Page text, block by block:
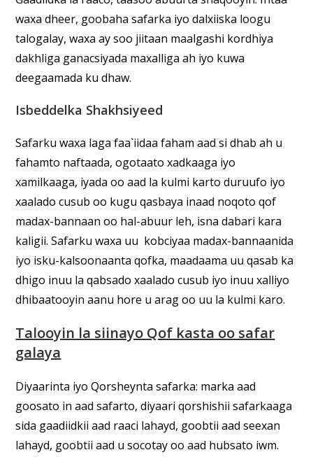
waxa dheer, goobaha safarka iyo dalxiiska loogu
talogalay, waxa ay soo jiitaan maalgashi kordhiya
dakhliga ganacsiyada maxalliga ah iyo kuwa
deegaamada ku dhaw.
Isbeddelka Shakhsiyeed
Safarku waxa laga faa`iidaa faham aad si dhab ah u
fahamto naftaada, ogotaato xadkaaga iyo
xamilkaaga, iyada oo aad la kulmi karto duruufo iyo
xaalado cusub oo kugu qasbaya inaad noqoto qof
madax-bannaan oo hal-abuur leh, isna dabari kara
kaligii. Safarku waxa uu kobciyaa madax-bannaanida
iyo isku-kalsoonaanta qofka, maadaama uu qasab ka
dhigo inuu la qabsado xaalado cusub iyo inuu xalliyo
dhibaatooyin aanu hore u arag oo uu la kulmi karo.
Talooyin la siinayo Qof kasta oo safar
galaya
Diyaarinta iyo Qorsheynta safarka: marka aad
goosato in aad safarto, diyaari qorshishii safarkaaga
sida gaadiidkii aad raaci lahayd, goobtii aad seexan
lahayd, goobtii aad u socotay oo aad hubsato iwm.